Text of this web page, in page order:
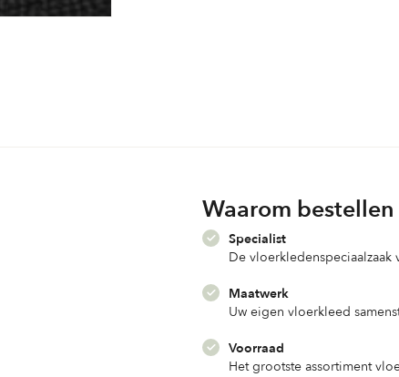
Waarom
Specialist
De vloerkledenspeciaalzaak
Maatwerk
Uw eigen vloerkleed
Voorraad
Het grootste assortiment